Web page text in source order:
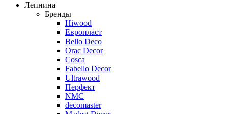
Лепнина
Бренды
Hiwood
Европласт
Bello Deco
Orac Decor
Cosca
Fabello Decor
Ultrawood
Перфект
NMC
decomaster